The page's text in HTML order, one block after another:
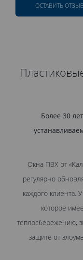
ОСТАВИТЬ ОТЗЫВ
Более 30
Окна ПВХ от
регулярно
каждого клиента.
которое
теплосбережению,
защите от